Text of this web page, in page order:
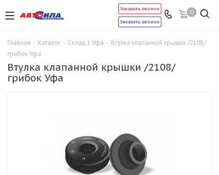
0
Заказать звонок
Заказать звонок
Главная - Каталог - Склад 1 Уфа - Втулка клапанной крышки /2108/
грибок Уфа
Втулка клапанной крышки /2108/
грибок Уфа